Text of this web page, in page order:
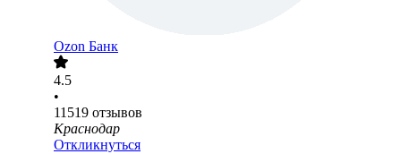
Ozon Банк
4.5
•
11519 отзывов
Краснодар
Откликнуться